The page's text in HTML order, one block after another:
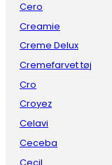
Cero
Creamie
Creme Delux
Cremefarvet tøj
Cro
Croyez
Celavi
Ceceba
Cecil